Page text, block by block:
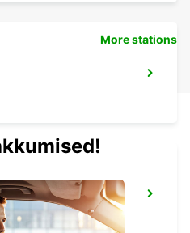
More stations